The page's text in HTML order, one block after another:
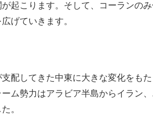
起こります。そして、コーランの
げていきます。
配してきた中東に大きな変化をもた
ム勢力はアラビア半島からイラン
。